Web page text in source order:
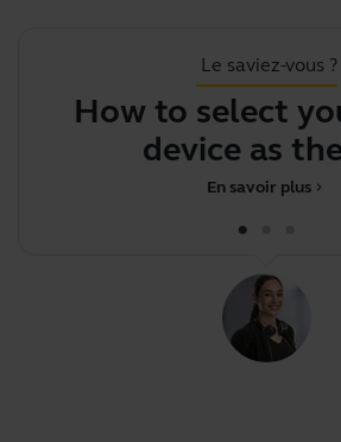
Le saviez-vous ?
How to select
device as the
chevron_right
En savoir plus